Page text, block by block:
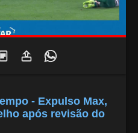
- Expulso Max,
após revisão do